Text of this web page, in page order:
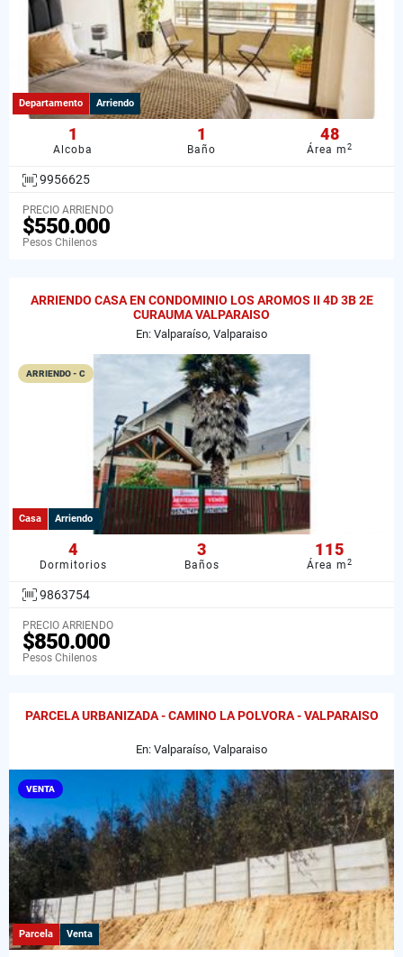
Departamento Arriendo
1
Alcoba
1
Baño
48
Área m2
9956625
PRECIO ARRIENDO
$550.000
Pesos Chilenos
ARRIENDO CASA EN CONDOMINIO LOS AROMOS II 4D 3B 2E
CURAUMA VALPARAISO
En: Valparaíso, Valparaiso
ARRIENDO - C
Casa Arriendo
4
Dormitorios
3
Baños
115
Área m2
9863754
PRECIO ARRIENDO
$850.000
Pesos Chilenos
PARCELA URBANIZADA - CAMINO LA POLVORA - VALPARAISO
En: Valparaíso, Valparaiso
VENTA
Parcela Venta